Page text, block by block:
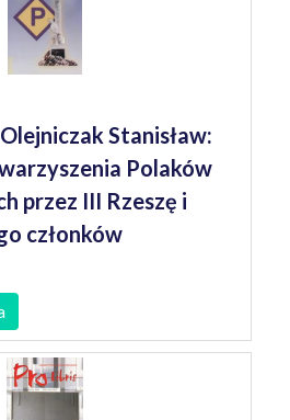
Stanisław:
Polaków
przez III Rzeszę i
członków